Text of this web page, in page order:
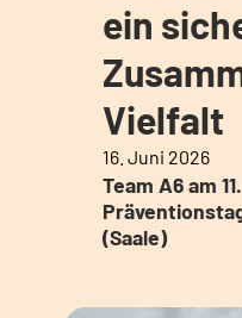
ein
Vielfalt
16. Juni 2026
Team A6 am
(Saale)